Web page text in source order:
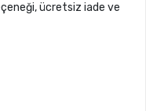
ücretsiz iade ve